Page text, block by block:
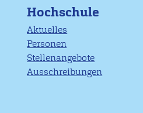
Hochschule
Aktuelles
Personen
Stellenangebote
Ausschreibungen